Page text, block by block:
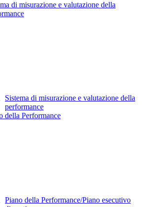
di misurazione e valutazione della
Sistema di misurazione e valutazione della
performance
della Performance
Piano della Performance/Piano esecutivo